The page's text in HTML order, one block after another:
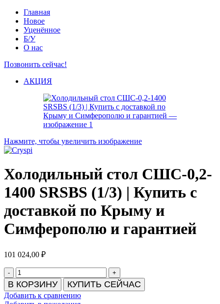
Главная
Новое
Уценённое
Б/У
О нас
Позвонить сейчас!
АКЦИЯ
Нажмите, чтобы увеличить изображение
Холодильный стол СШС-0,2-
1400 SRSBS (1/3) | Купить с
доставкой по Крыму и
Симферополю и гарантией
101 024,00 ₽
В КОРЗИНУ КУПИТЬ СЕЙЧАС
Добавить к сравнению